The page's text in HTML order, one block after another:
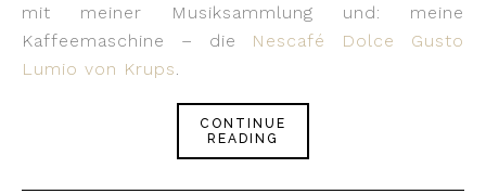
mit meiner Musiksammlung und: meine
Kaffeemaschine – die Nescafé Dolce Gusto
Lumio von Krups
CONTINUE
READING